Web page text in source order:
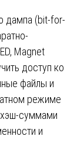
дампа (bit-for-
Magnet
доступ ко
файлы и
режиме
суммами
и